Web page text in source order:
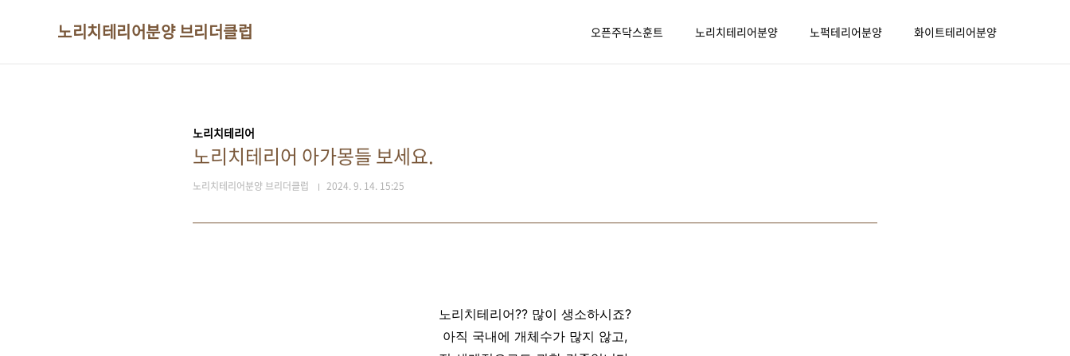
노리치테리어분양 브리더클럽 오픈주닥스훈트 노리치테리어분양 노퍽테리어분양 화이트테리어분양
노리치테리어
노리치테리어 아가몽들 보세요.
노리치테리어분양 브리더클럽 2024. 9. 14. 15:25
노리치테리어?? 많이 생소하시죠?
아직 국내에 개체수가 많지 않고,